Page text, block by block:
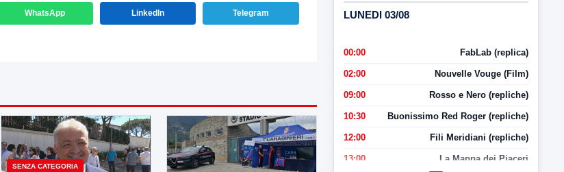
WhatsApp LinkedIn Telegram
SENZA CATEGORIA
LUNEDI 03/08
00:00 FabLab (replica)
02:00 Nouvelle Vouge (Film)
09:00 Rosso e Nero (repliche)
10:30 Buonissimo Red Roger (repliche)
12:00 Fili Meridiani (repliche)
13:00 La Mappa dei Piaceri